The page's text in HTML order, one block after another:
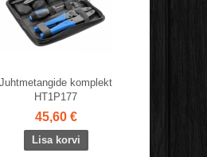
Juhtmetangide komplekt
HT1P177
45,60 €